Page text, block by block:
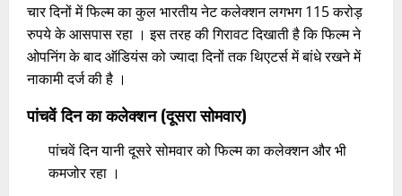
चार दिनों में फिल्म का कुल भारतीय नेट कलेक्शन लगभग 115 करोड़
रुपये के आसपास रहा । इस तरह की गिरावट दिखाती है कि फिल्म ने
ओपनिंग के बाद ऑडियंस को ज्यादा दिनों तक थिएटर्स में बांधे रखने में
नाकामी दर्ज की है ।
पांचवें दिन का कलेक्शन (दूसरा सोमवार)
पांचवें दिन यानी दूसरे सोमवार को फिल्म का कलेक्शन और भी
कमजोर रहा ।